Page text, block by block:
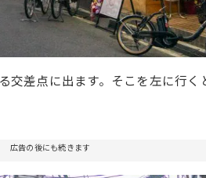
交差点に出ます。そこを左に行
広告の後にも続きます